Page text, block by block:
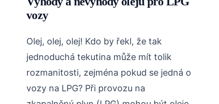
vozy
Olej, olej, olej! Kdo by řekl, že tak
jednoduchá tekutina může mít tolik
rozmanitosti, zejména pokud se jedná o
vozy na LPG? Při provozu na